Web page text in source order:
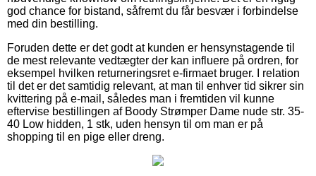
god chance for bistand, såfremt du får besvær i forbindelse
med din bestilling.
Foruden dette er det godt at kunden er hensynstagende til
de mest relevante vedtægter der kan influere på ordren, for
eksempel hvilken returneringsret e-firmaet bruger. I relation
til det er det samtidig relevant, at man til enhver tid sikrer sin
kvittering på e-mail, således man i fremtiden vil kunne
eftervise bestillingen af Boody Strømper Dame nude str. 35-
40 Low hidden, 1 stk, uden hensyn til om man er på
shopping til en pige eller dreng.